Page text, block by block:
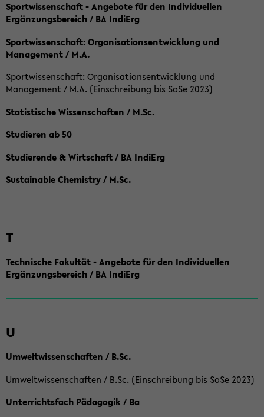
Sportwissenschaft - Angebote für den Individuellen
Ergänzungsbereich / BA IndiErg
Sportwissenschaft: Organisationsentwicklung und
Management / M.A.
Sportwissenschaft: Organisationsentwicklung und
Management / M.A. (Einschreibung bis SoSe 2023)
Statistische Wissenschaften / M.Sc.
Studieren ab 50
Studierende & Wirtschaft / BA IndiErg
Sustainable Chemistry / M.Sc.
T
Technische Fakultät - Angebote für den Individuellen
Ergänzungsbereich / BA IndiErg
U
Umweltwissenschaften / B.Sc.
Umweltwissenschaften / B.Sc. (Einschreibung bis SoSe 2023)
Unterrichtsfach Pädagogik / Ba